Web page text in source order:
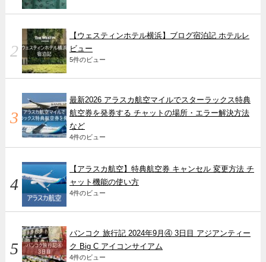
【ウェスティンホテル横浜】ブログ宿泊記 ホテルレ
ビュー
5件のビュー
最新2026 アラスカ航空マイルでスターラックス特典
航空券を発券する チャットの場所・エラー解決方法
など
4件のビュー
【アラスカ航空】特典航空券 キャンセル 変更方法 チ
ャット機能の使い方
4件のビュー
バンコク 旅行記 2024年9月④ 3日目 アジアンティー
ク Big C アイコンサイアム
4件のビュー